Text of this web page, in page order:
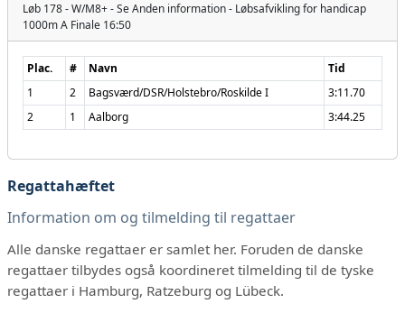
Løb 178 - W/M8+ - Se Anden information - Løbsafvikling for handicap
1000m A Finale 16:50
Plac. # Navn
Tid
1
2 Bagsværd/DSR/Holstebro/Roskilde I
3:11.70
2
1 Aalborg 3:44.25
Regattahæftet
Information om og tilmelding til regattaer
Alle danske regattaer er samlet her. Foruden de danske
regattaer tilbydes også koordineret tilmelding til de tyske
regattaer i Hamburg, Ratzeburg og Lübeck.